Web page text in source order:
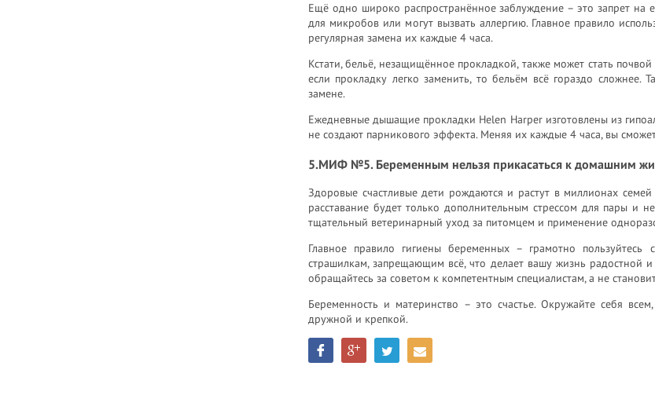
Ещё одно широко распространённое заблуждение – это запрет на
для микробов или могут вызвать аллергию. Главное правило
регулярная замена их каждые 4 часа.
Кстати, бельё, незащищённое прокладкой, также может стать
если прокладку легко заменить, то бельём всё гораздо
замене.
Ежедневные дышащие прокладки Hеlen Harper изготовлены из
не создают парникового эффекта. Меняя их каждые 4 часа, вы
5.МИФ №5. Беременным нельзя прикасаться к домашним
Здоровые счастливые дети рождаются и растут в миллионах
расставание будет только дополнительным стрессом для пары и
тщательный ветеринарный уход за питомцем и применение
Главное правило гигиены беременных – грамотно
страшилкам, запрещающим всё, что делает вашу жизнь радостной
обращайтесь за советом к компетентным специалистам, а не
Беременность и материнство – это счастье. Окружайте себя
дружной и крепкой.